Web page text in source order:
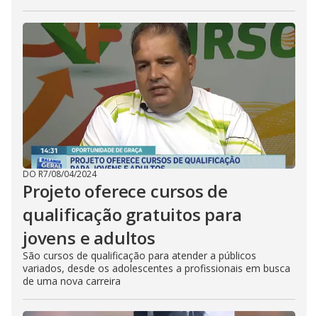
DO R7/08/04/2024
Projeto oferece cursos de
qualificação gratuitos para
jovens e adultos
São cursos de qualificação para atender a públicos
variados, desde os adolescentes a profissionais em busca
de uma nova carreira